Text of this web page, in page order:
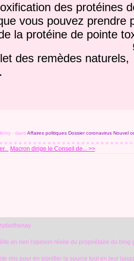
des protéines
vous pouvez prendre
la protéine de pointe
des remèdes naturels,
- dansAffaires politiques Dossier coronavirus Nouvel
Macron dirige le Conseil de... >>
en rien l'opinion réelle du propriétaire du
mis pour en signifier la source tout en leur